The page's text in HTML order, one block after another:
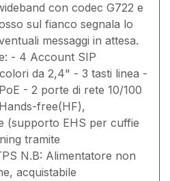
con codec G722 e
sul fianco segnala lo
messaggi in attesa.
- 4 Account SIP
da 2,4" - 3 tasti linea -
- 2 porte di rete 10/100
free(HF),
(supporto EHS per cuffie
tramite
N.B: Alimentatore non
acquistabile